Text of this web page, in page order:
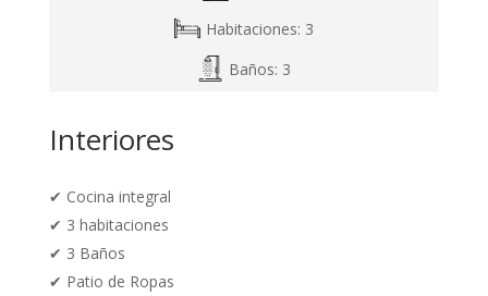
Habitaciones: 3
Baños: 3
Interiores
✔ Cocina integral
✔ 3 habitaciones
✔ 3 Baños
✔ Patio de Ropas